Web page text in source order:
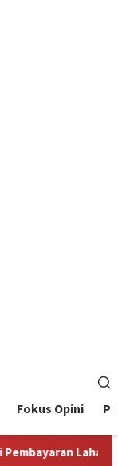
Fokus Opini
Bayang